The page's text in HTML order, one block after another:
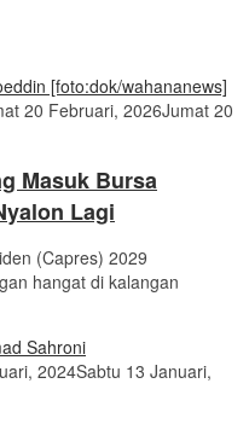
20 Februari, 2026Jumat 20
Masuk Bursa
Lagi
(Capres) 2029
hangat di kalangan
2024Sabtu 13 Januari,